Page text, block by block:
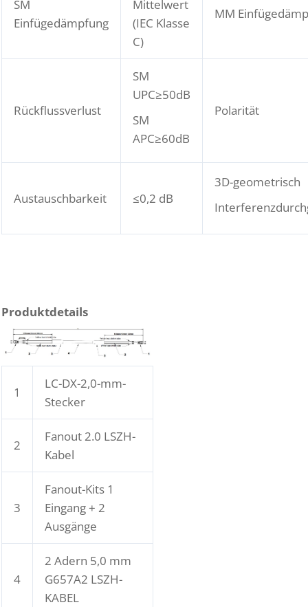
SM
Einfügedämpfung
Mittelwert
(IEC Klasse
C)
MM
Rückflussverlust
SM
UPC≥50dB
SM
APC≥60dB
Polarität
Austauschbarkeit ≤0,2 dB
3D-geometrisch
Produktdetails
1
LC-DX-2,0-mm-
Stecker
2
Fanout 2.0 LSZH-
Kabel
3
Fanout-Kits 1
Eingang + 2
Ausgänge
4
2 Adern 5,0 mm
G657A2 LSZH-
KABEL